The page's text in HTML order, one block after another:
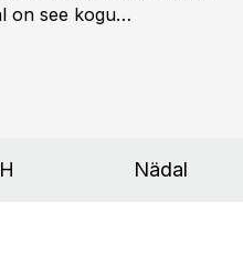
on see kogu
Nädal